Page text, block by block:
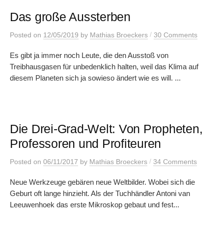
Das große Aussterben
Posted on 12/05/2019 by Mathias Broeckers / 30 Comments
Es gibt ja immer noch Leute, die den Ausstoß von
Treibhausgasen für unbedenklich halten, weil das Klima auf
diesem Planeten sich ja sowieso ändert wie es will. ...
Die Drei-Grad-Welt: Von Propheten,
Professoren und Profiteuren
Posted on 06/11/2017 by Mathias Broeckers / 34 Comments
Neue Werkzeuge gebären neue Weltbilder. Wobei sich die
Geburt oft lange hinzieht. Als der Tuchhändler Antoni van
Leeuwenhoek das erste Mikroskop gebaut und fest...